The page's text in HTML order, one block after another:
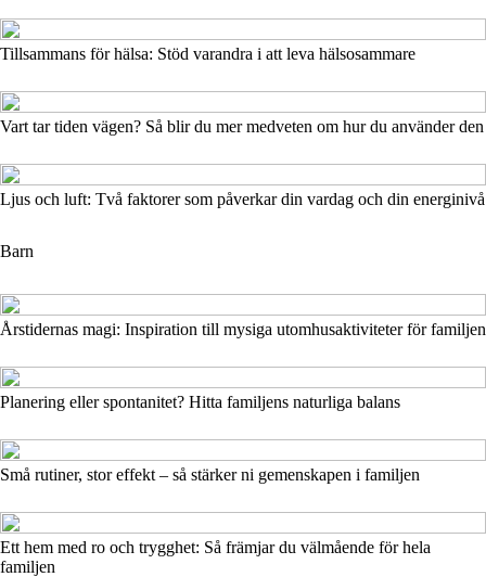
Tillsammans för hälsa: Stöd varandra i att leva hälsosammare
Vart tar tiden vägen? Så blir du mer medveten om hur du använder den
Ljus och luft: Två faktorer som påverkar din vardag och din energinivå
Barn
Årstidernas magi: Inspiration till mysiga utomhusaktiviteter för familjen
Planering eller spontanitet? Hitta familjens naturliga balans
Små rutiner, stor effekt – så stärker ni gemenskapen i familjen
Ett hem med ro och trygghet: Så främjar du välmående för hela
familjen